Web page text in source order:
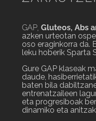
GAP, Gluteos, Abs
azken urteotan
oso eraginkorra da.
leku hoberik Sparta
Gure GAP klaseak
daude,
baten bila
entrenatzaileen
eta progresiboak
dinamiko eta